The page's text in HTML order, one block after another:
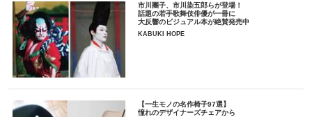
市川團子、市川染五郎らが登場！
話題の若手歌舞伎俳優が一冊に
大反響のビジュアル本が絶賛発売中
KABUKI HOPE
【一生モノの名作椅子97選】
憧れのデザイナーズチェアから